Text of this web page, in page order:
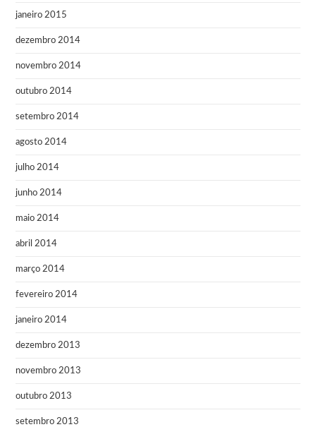
janeiro 2015
dezembro 2014
novembro 2014
outubro 2014
setembro 2014
agosto 2014
julho 2014
junho 2014
maio 2014
abril 2014
março 2014
fevereiro 2014
janeiro 2014
dezembro 2013
novembro 2013
outubro 2013
setembro 2013